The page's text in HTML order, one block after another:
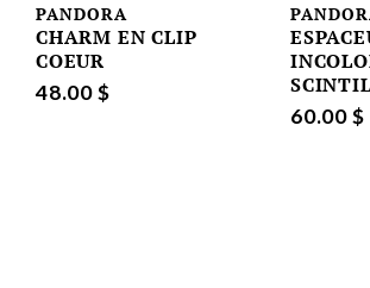
PANDORA
CHARM EN CLIP
COEUR
48.00 $
60.00 $